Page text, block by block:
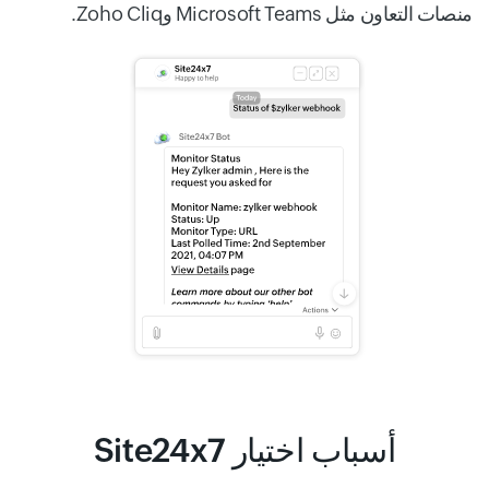
منصات التعاون مثل Microsoft Teams وZoho Cliq.
أسباب اختيار Site24x7